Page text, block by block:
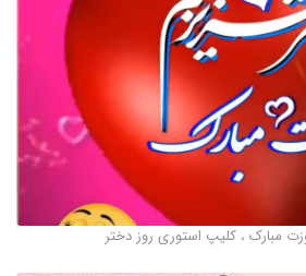
مبارک ، کلیپ استوری روز دختر